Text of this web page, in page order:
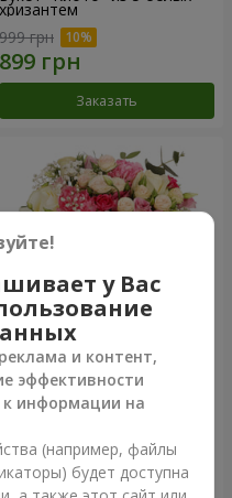
хризантем
999 грн
Заказать
Цветы в коробке
"Помпадур"
Заказать
у Вас
и контент,
эффективности
к информации на
(например, файлы
будет доступна